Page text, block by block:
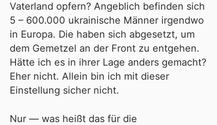
Vaterland opfern? Angeblich befinden sich
5 – 600.000 ukrainische Männer irgendwo
in Europa. Die haben sich abgesetzt, um
dem Gemetzel an der Front zu entgehen.
Hätte ich es in ihrer Lage anders gemacht?
Eher nicht. Allein bin ich mit dieser
Einstellung sicher nicht.
Nur — was heißt das für die